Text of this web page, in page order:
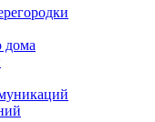
дома